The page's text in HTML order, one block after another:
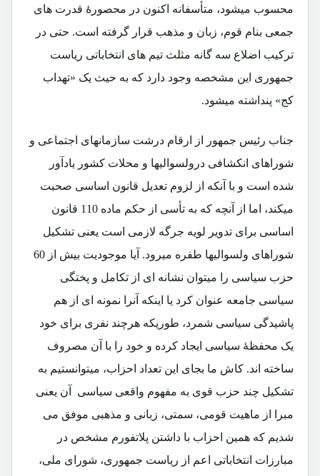
محسوب میشود، متأسفانه اکنون در محصورۀ قدرت های
جمعی بنام قوم، زبان و مذهب قرار گرفته است. حتی در
ترکیب اضلاع سه گانه مثلث تیم های انتخاباتی ریاست
جمهوری این مشخصه وجود دارد که به حیث یک «تهداب
کج» پنداشته میشود.
جناب رئیس جمهور از ارقام درشت سازمانهای اجتماعی و
شوراهای انکشافی درولسوالیها و محلات کشور یادآور
شده است و با آنکه از لزوم تعدیل قانون اساسی صحبت
میکند، اما از آنچه که به تأسی از حکم ماده 110 قانون
اساسی برای تدویر لویه جرگه لازمی است یعنی تشکیل
شوراهای ولسوالیها طفره میرود. آیا موجودیت بیش از 60
حزب سیاسی را میتوان نشانه ای از تکامل و پختگی
سیاسی جامعه عنوان کرد یا اینکه آنرا نمونه ای از هم
پاشیدگی سیاسی شمرد، طوریکه هرچند نفری برای خود
یک محفظۀ سیاسی ایجاد کرده و خود را با آن مصروف
ساخته اند. کاش ما بجای این تعداد احزاب، میتوانستیم به
تشکیل چند حزب قوی به مفهوم واقعی سیاسی آن یعنی
مبرا از ماهیت قومی، سمتی، زبانی و مذهبی موفق می
شدیم که همین احزاب با داشتن پلاتفورم مشخص در
مبارزات انتخاباتی اعم از ریاست جمهوری، شورای ملی،